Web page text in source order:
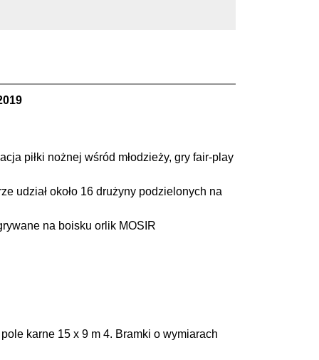
piłki nożnej wśród młodzieży, gry fair-play
udział około 16 drużyny podzielonych na
na boisku orlik MOSIR
karne 15 x 9 m 4. Bramki o wymiarach